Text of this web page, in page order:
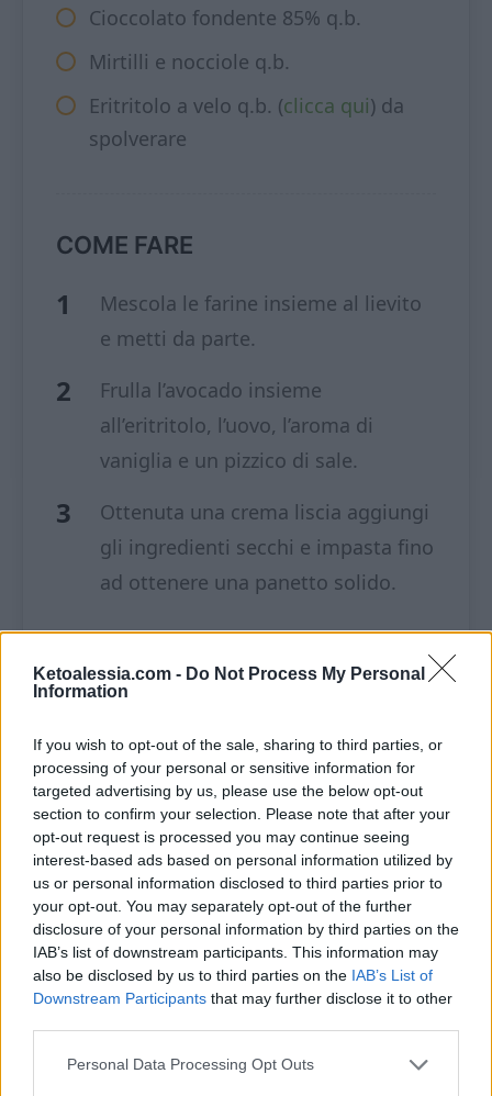
Ketoalessia.com - Do Not Process My Personal
Information
If you wish to opt-out of the sale, sharing to third parties, or
processing of your personal or sensitive information for
targeted advertising by us, please use the below opt-out
section to confirm your selection. Please note that after your
opt-out request is processed you may continue seeing
interest-based ads based on personal information utilized by
us or personal information disclosed to third parties prior to
your opt-out. You may separately opt-out of the further
disclosure of your personal information by third parties on the
IAB’s list of downstream participants. This information may
also be disclosed by us to third parties on the IAB’s List of
Downstream Participants that may further disclose it to other
Personal Data Processing Opt Outs
Cioccolato fondente 85% q.b.
Mirtilli e nocciole q.b.
Eritritolo a velo q.b. (clicca qui) da
spolverare
COME FARE
Mescola le farine insieme al lievito
e metti da parte.
Frulla l’avocado insieme
all’eritritolo, l’uovo, l’aroma di
vaniglia e un pizzico di sale.
Ottenuta una crema liscia aggiungi
gli ingredienti secchi e impasta fino
ad ottenere una panetto solido.
alla volta dell’altra farina di cocco, fin
consistenza. Senza esagerare.
Stendi il composto tra due fogli di
carta da forno ad uno spessore di 5
mm.
Ritaglia un disco di 22 cm di
circonferenza e poni al centro un
coperchio da 15 cm di circonferenza
e crea dei tagli tutto intorno
(guarda il video).